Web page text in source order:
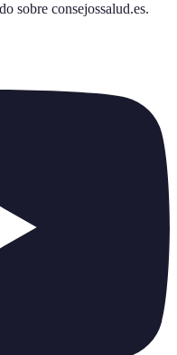
sobre consejossalud.es.